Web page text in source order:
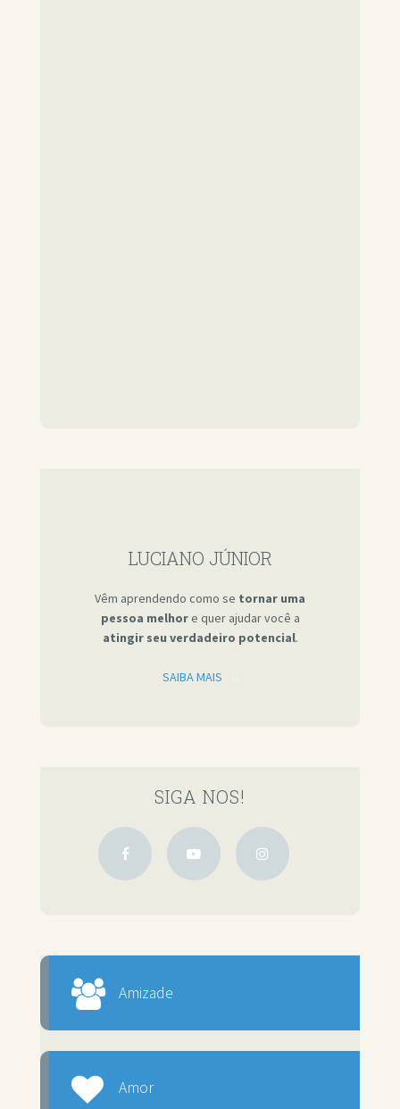
LUCIANO JÚNIOR
Vêm aprendendo como se tornar uma
pessoa melhore quer ajudar você a
atingir seu verdadeiro potencial.
SAIBA MAIS
SIGA NOS!
Amizade
Amor